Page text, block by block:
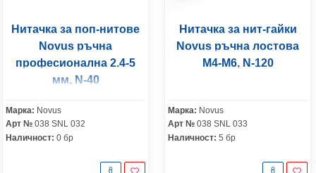
Нитачка за поп-нитове
Novus ръчна
професионална 2.4-5
мм, N-40
Марка: Novus
Арт № 038 SNL 032
Наличност: 0 бр
Нитачка за нит-гайки
Novus ръчна лостова
М4-М6, N-120
Марка: Novus
Арт № 038 SNL 033
Наличност: 5 бр